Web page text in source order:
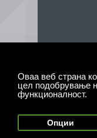
Оваа веб страна
цел подобрување
функционалност.
Опции